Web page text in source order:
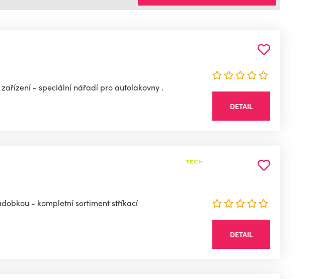
- speciální nářadí pro autolakovny .
DETAIL
- kompletní sortiment stříkací
DETAIL